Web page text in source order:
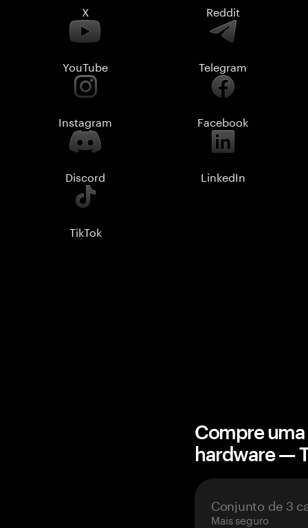
X Reddit
YouTube Telegram
Instagram Facebook
Discord LinkedIn
TikTok
Compre
hardware —
Conjunto de 3
Mais seguro